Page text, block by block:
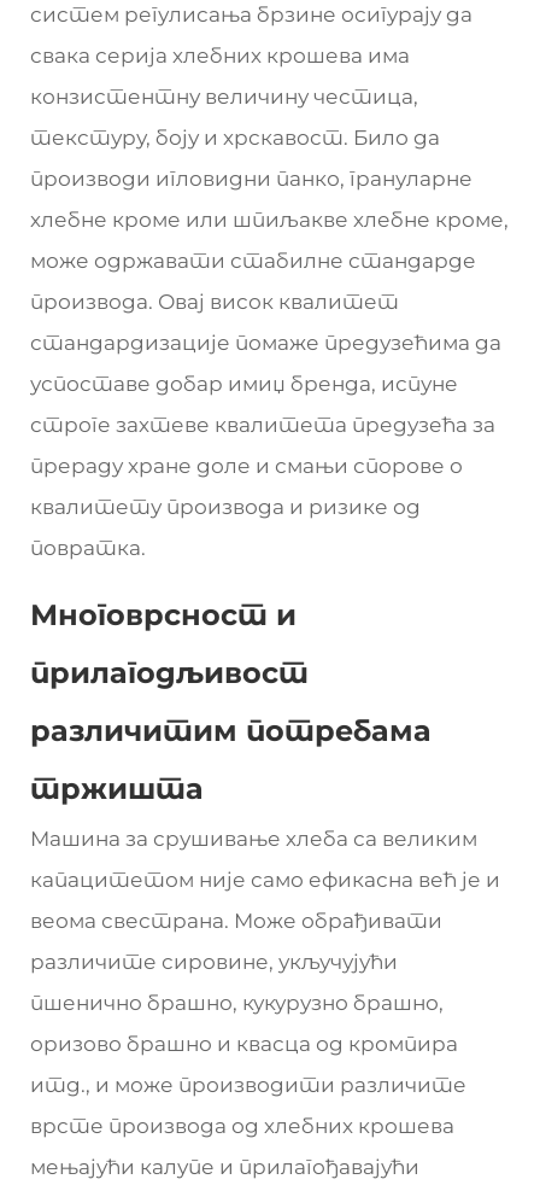
систем регулисања брзине осигурају да
свака серија хлебних крошева има
конзистентну величину честица,
текстуру, боју и хрскавост. Било да
производи игловидни панко, грануларне
хлебне кроме или шпиљакве хлебне кроме,
може одржавати стабилне стандарде
производа. Овај висок квалитет
стандардизације помаже предузећима да
успоставе добар имиџ бренда, испуне
строге захтеве квалитета предузећа за
прераду хране доле и смањи спорове о
квалитету производа и ризике од
повратка.
Многоврсност и
прилагодљивост
различитим потребама
тржишта
Машина за срушивање хлеба са великим
капацитетом није само ефикасна већ је и
веома свестрана. Може обрађивати
различите сировине, укључујући
пшенично брашно, кукурузно брашно,
оризово брашно и квасца од кромпира
итд., и може производити различите
врсте производа од хлебних крошева
мењајући калупе и прилагођавајући